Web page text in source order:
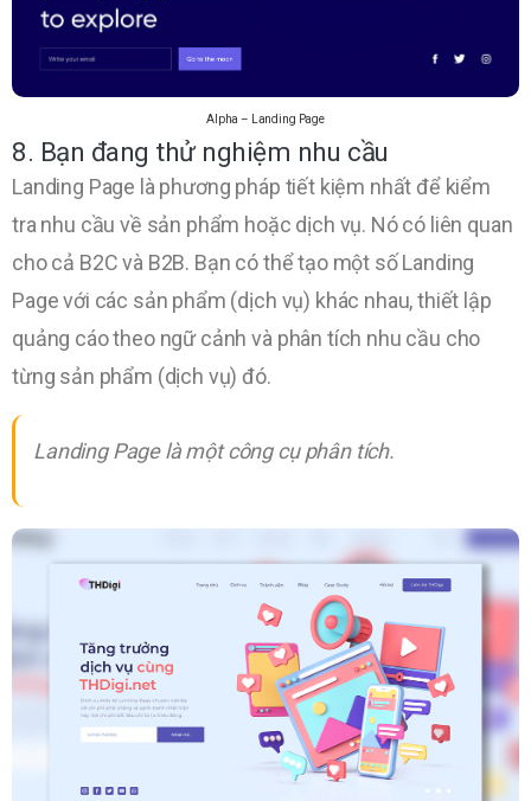
Alpha – Landing Page
8. Bạn đang thử nghiệm nhu cầu
Landing Page là phương pháp tiết kiệm nhất để kiểm
tra nhu cầu về sản phẩm hoặc dịch vụ. Nó có liên quan
cho cả B2C và B2B. Bạn có thể tạo một số Landing
Page với các sản phẩm (dịch vụ) khác nhau, thiết lập
quảng cáo theo ngữ cảnh và phân tích nhu cầu cho
từng sản phẩm (dịch vụ) đó.
Landing Page là một công cụ phân tích.